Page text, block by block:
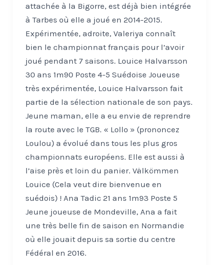
attachée à la Bigorre, est déjà bien intégrée
à Tarbes où elle a joué en 2014-2015.
Expérimentée, adroite, Valeriya connaît
bien le championnat français pour l’avoir
joué pendant 7 saisons. Louice Halvarsson
30 ans 1m90 Poste 4-5 Suédoise Joueuse
très expérimentée, Louice Halvarsson fait
partie de la sélection nationale de son pays.
Jeune maman, elle a eu envie de reprendre
la route avec le TGB. « Lollo » (prononcez
Loulou) a évolué dans tous les plus gros
championnats européens. Elle est aussi à
l’aise près et loin du panier. Välkömmen
Louice (Cela veut dire bienvenue en
suédois) ! Ana Tadic 21 ans 1m93 Poste 5
Jeune joueuse de Mondeville, Ana a fait
une très belle fin de saison en Normandie
où elle jouait depuis sa sortie du centre
Fédéral en 2016.